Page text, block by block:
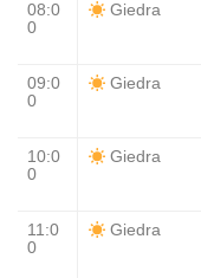
08:0
0
Giedra
09:0
0
Giedra
10:0
0
Giedra
11:0
0
Giedra